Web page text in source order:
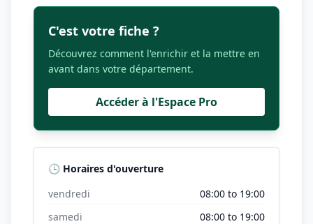
C'est votre fiche ?
Découvrez comment l'enrichir et la mettre en
avant dans votre département.
Accéder à l'Espace Pro
🕒 Horaires d'ouverture
vendredi
08:00 to 19:00
samedi
08:00 to 19:00